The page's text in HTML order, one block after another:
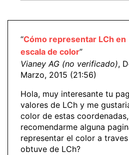
“Cómo representar LCh en
escala de color”
Vianey AG (no verificado),
Marzo, 2015 (21:56)
Hola, muy interesante tu
valores de LCh y me
color de estas
recomendarme alguna
representar el color a
obtuve de LCh?